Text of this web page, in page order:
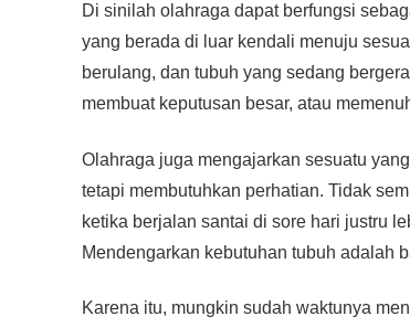
Di sinilah olahraga dapat berfungsi
yang berada di luar kendali menuju
berulang, dan tubuh yang sedang
membuat keputusan besar, atau
Olahraga juga mengajarkan sesuatu
tetapi membutuhkan perhatian. Tidak
ketika berjalan santai di sore hari justru
Mendengarkan kebutuhan tubuh adalah
Karena itu, mungkin sudah waktunya